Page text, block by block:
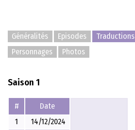
Généralités Episodes Traductions
Personnages
Photos
Saison 1
# Date
1
14/12/2024